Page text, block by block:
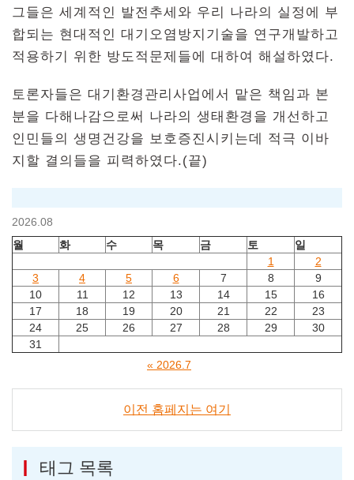
그들은 세계적인 발전추세와 우리 나라의 실정에 부
합되는 현대적인 대기오염방지기술을 연구개발하고
적용하기 위한 방도적문제들에 대하여 해설하였다.
토론자들은 대기환경관리사업에서 맡은 책임과 본
분을 다해나감으로써 나라의 생태환경을 개선하고
인민들의 생명건강을 보호증진시키는데 적극 이바
지할 결의들을 피력하였다.(끝)
2026.08
월
화 수 목 금 토
일
1
2
3
4 5 6 7 8
9
10
11 12 13 14 15
16
17
18 19 20 21 22
23
24
25 26 27 28 29
30
31
« 2026.7
이전 홈페지는 여기
태그 목록